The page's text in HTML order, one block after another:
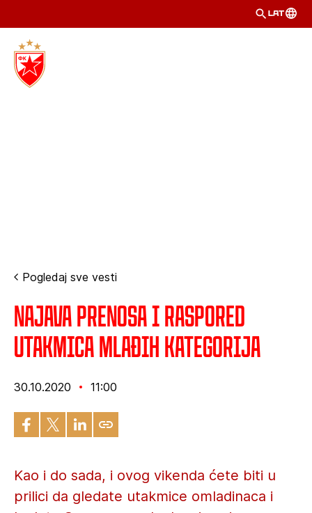
LAT
Pogledaj sve vesti
Najava prenosa i raspored
utakmica mlađih kategorija
30.10.2020 11:00
Kao i do sada, i ovog vikenda ćete biti u
prilici da gledate utakmice omladinaca i